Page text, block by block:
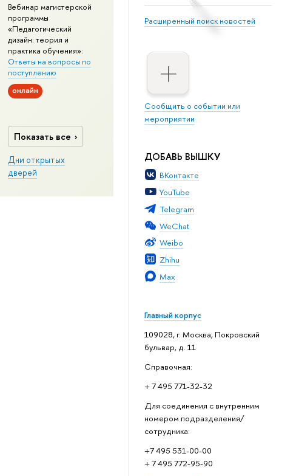
Расширенный поиск новостей
Сообщить о событии или
мероприятии
ДОБАВЬ ВЫШКУ
ВКонтакте
YouTube
Telegram
WeChat
Weibo
Zhihu
Max
Главный корпус
109028, г. Москва, Покровский
бульвар, д. 11
Справочная:
+ 7 495 771-32-32
Для соединения с внутренним
номером подразделения/
сотрудника:
+7 495 531-00-00
+ 7 495 772-95-90
Вебинар магистерской
программы
«Педагогический
дизайн: теория и
практика обучения»:
Ответы на вопросы по
поступлению
онлайн
Показать все
Дни открытых
дверей